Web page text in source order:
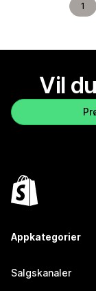
1
Vil
Appkategorier
Salgskanaler